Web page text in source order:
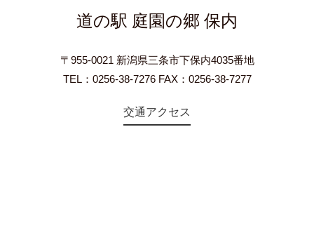
道の駅 庭園の郷 保内
〒955-0021 新潟県三条市下保内4035番地
TEL：0256-38-7276 FAX：0256-38-7277
交通アクセス